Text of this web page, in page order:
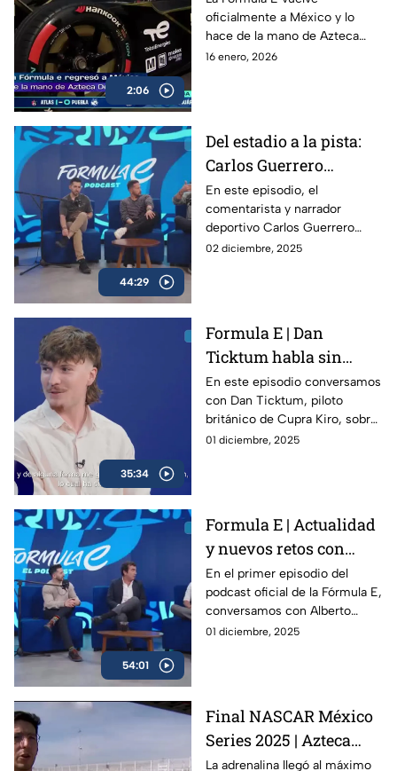
2:06
Fórmula E
oficialmente a México y lo
hace de la mano de Azteca
Deportes, devolviendo al país
16 enero, 2026
44:29
Del estadio a la pista:
Carlos Guerrero
'Warrior' y la nueva era
de Fórmula E | Podcast
de Fórmula E
En este episodio, el
comentarista y narrador
deportivo Carlos Guerrero
‘Warrior’ cambia el estadio por
02 diciembre, 2025
35:34
Formula E | Dan
Ticktum habla sin
filtros sobre la Formula
E y su futuro
En este episodio conversamos
con Dan Ticktum, piloto
británico de Cupra Kiro, sobre
su visión de la Fórmula E, los
01 diciembre, 2025
54:01
Formula E | Actualidad
y nuevos retos con
Alberto Longo
En el primer episodio del
podcast oficial de la Fórmula E,
conversamos con Alberto
Longo, cofundador y Chief
viene para el futuro del
automovilismo eléctrico.
01 diciembre, 2025
Final NASCAR México
Series 2025 | Azteca
Deportes en la pista con
La adrenalina llegó al máximo